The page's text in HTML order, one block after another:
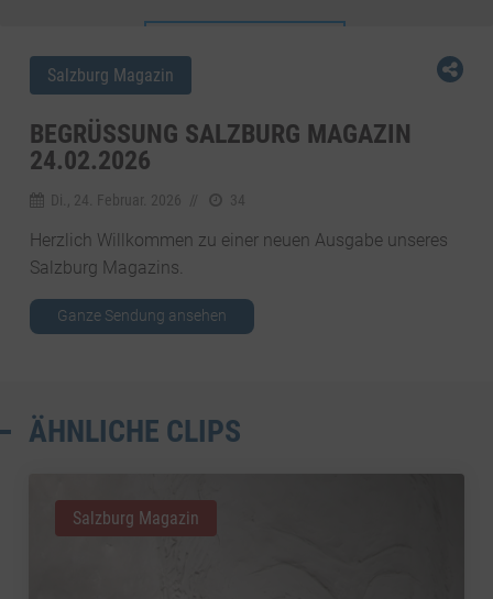
Salzburg Magazin
BEGRÜSSUNG SALZBURG MAGAZIN 2
4.02.2026
Di., 24. Februar. 2026 34
Herzlich Willkommen zu einer neuen Ausgabe unseres
Salzburg Magazins.
Ganze Sendung ansehen
ÄHNLICHE CLIPS
Salzburg Magazin